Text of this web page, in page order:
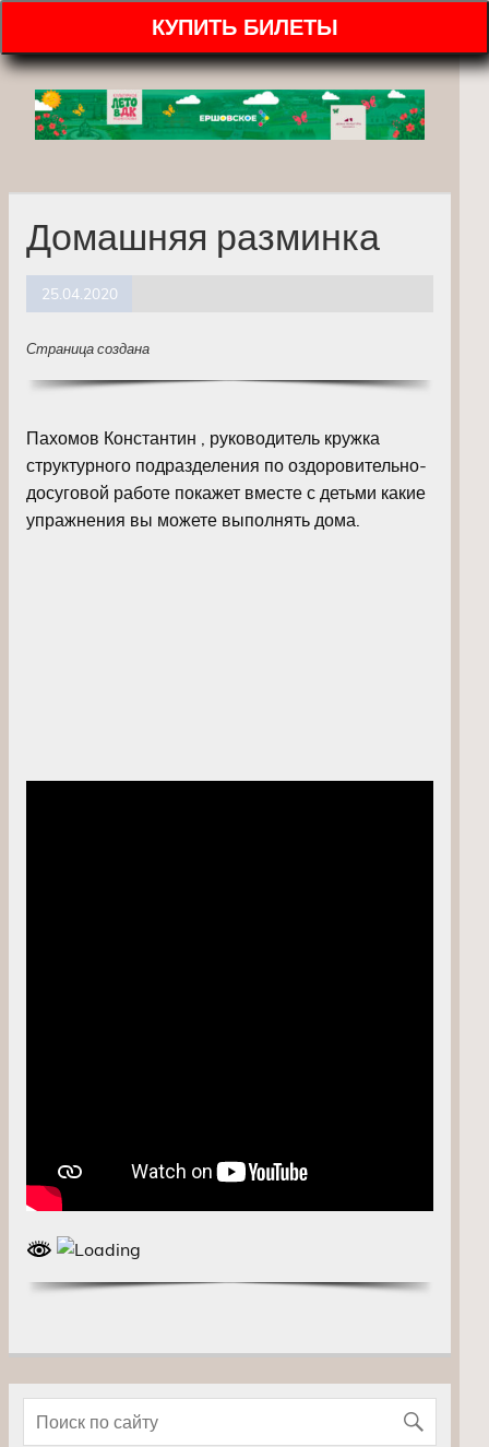
КУПИТЬ БИЛЕТЫ
Домашняя разминка
25.04.2020
Страница создана
Пахомов Константин , руководитель кружка
структурного подразделения по оздоровительно-
досуговой работе покажет вместе с детьми какие
упражнения вы можете выполнять дома.